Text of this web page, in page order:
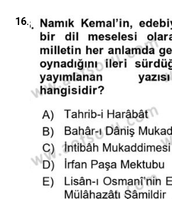
16.